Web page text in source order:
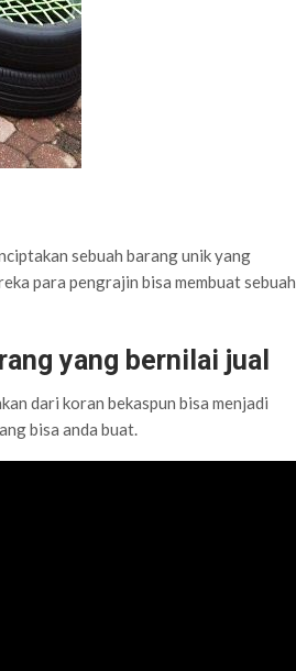
sebuah barang unik yang
para pengrajin bisa membuat sebuah
yang bernilai jual
dari koran bekaspun bisa menjadi
bisa anda buat.